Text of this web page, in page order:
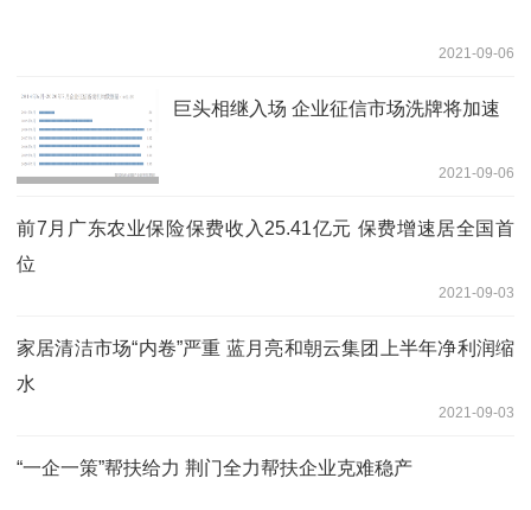
2021-09-06
巨头相继入场 企业征信市场洗牌将加速
2021-09-06
前7月广东农业保险保费收入25.41亿元 保费增速居全国首
位
2021-09-03
家居清洁市场“内卷”严重 蓝月亮和朝云集团上半年净利润缩
水
2021-09-03
“一企一策”帮扶给力 荆门全力帮扶企业克难稳产